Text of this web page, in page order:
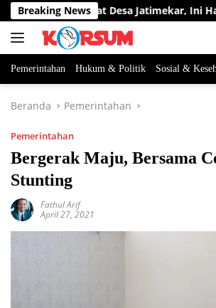
Langsung
ke
konten
Breaking News
Perangkat Desa Jatimekar, Ini Hasil
Pemerintahan Hukum & Politik Sosial &
Beranda Pemerintahan
Pemerintahan
Bergerak Maju, Bersama
Stunting
Fathul Arif
April 27, 2021